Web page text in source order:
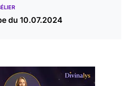
du 10.07.2024